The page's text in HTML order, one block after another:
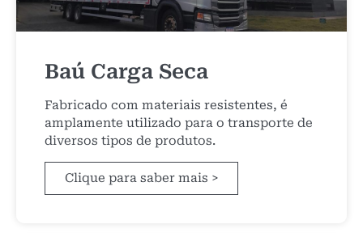
Baú Carga Seca
Fabricado com materiais resistentes, é
amplamente utilizado para o transporte de
diversos tipos de produtos.
Clique para saber mais >